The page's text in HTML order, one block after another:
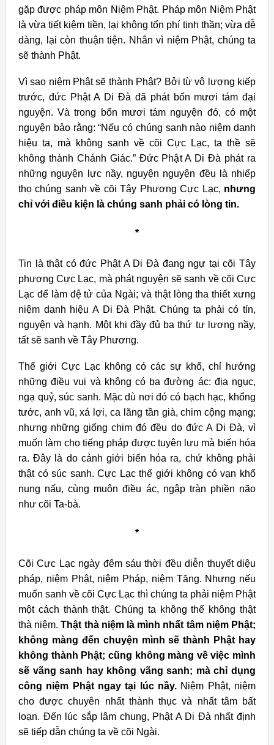
gặp được pháp môn Niệm Phật. Pháp môn Niệm Phật
là vừa tiết kiệm tiền, lại không tổn phí tinh thần; vừa dễ
dàng, lại còn thuận tiện. Nhân vì niệm Phật, chúng ta
sẽ thành Phật.
Vì sao niệm Phật sẽ thành Phật? Bởi từ vô lượng kiếp
trước, đức Phật A Di Đà đã phát bốn mươi tám đại
nguyện. Và trong bốn mươi tám nguyện đó, có một
nguyện bảo rằng: “Nếu có chúng sanh nào niệm danh
hiệu ta, mà không sanh về cõi Cực Lạc, ta thề sẽ
không thành Chánh Giác.” Đức Phật A Di Đà phát ra
những nguyện lực nầy, nguyện nguyện đều là nhiếp
thọ chúng sanh về cõi Tây Phương Cực Lạc, nhưng
chỉ với điều kiện là chúng sanh phải có lòng tin.
*
Tin là thật có đức Phật A Di Đà đang ngự tại cõi Tây
phương Cực Lạc, mà phát nguyện sẽ sanh về cõi Cực
Lạc để làm đệ tử của Ngài; và thật lòng tha thiết xưng
niệm danh hiệu A Di Đà Phật. Chúng ta phải có tín,
nguyện và hạnh. Một khi đầy đủ ba thứ tư lương nầy,
tất sẽ sanh về Tây Phương.
Thế giới Cực Lạc không có các sự khổ, chỉ hưởng
những điều vui và không có ba đường ác: địa ngục,
ngạ quỷ, súc sanh. Mặc dù nơi đó có bạch hạc, khổng
tước, anh vũ, xá lợi, ca lăng tần già, chim cộng mạng;
nhưng những giống chim đó đều do đức A Di Đà, vì
muốn làm cho tiếng pháp được tuyên lưu mà biến hóa
ra. Đây là do cảnh giới biến hóa ra, chứ không phải
thật có súc sanh. Cực Lạc thế giới không có vạn khổ
nung nấu, cùng muôn điều ác, ngập tràn phiền não
như cõi Ta-bà.
*
Cõi Cực Lạc ngày đêm sáu thời đều diễn thuyết diệu
pháp, niệm Phật, niệm Pháp, niệm Tăng. Nhưng nếu
muốn sanh về cõi Cực Lạc thì chúng ta phải niệm Phật
một cách thành thật. Chúng ta không thể không thật
thà niệm.Thật thà niệm là mình nhất tâm niệm Phật;
không màng đến chuyện mình sẽ thành Phật hay
không thành Phật; cũng không màng về việc mình
sẽ vãng sanh hay không vãng sanh; mà chỉ dụng
công niệm Phật ngay tại lúc nầy. Niệm Phật, niệm
cho được chuyên nhất thành thục và nhất tâm bất
loạn. Đến lúc sắp lâm chung, Phật A Di Đà nhất định
sẽ tiếp dẫn chúng ta về cõi Ngài.